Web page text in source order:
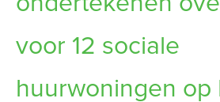
voor 12 sociale
huurwoningen op